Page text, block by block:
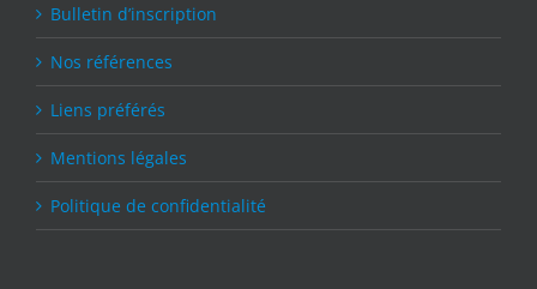
Bulletin d’inscription
Nos références
Liens préférés
Mentions légales
Politique de confidentialité